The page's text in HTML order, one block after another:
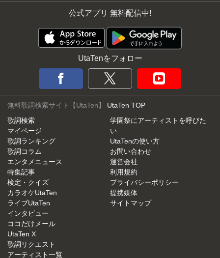
公式アプリ 無料配信中!
UtaTenをフォロー
無料歌詞検索サイト【UtaTen】 UtaTen TOP
歌詞検索
マイページ
歌詞ランキング
歌詞コラム
エンタメニュース
特集記事
検定・クイズ
カラオケUtaTen
ライブUtaTen
インタビュー
ココだけメール
UtaTen X
歌詞リクエスト
アーティスト一覧
学園祭にアーティストを呼びた
い
UtaTenの使い方
お問い合わせ
運営会社
利用規約
プライバシーポリシー
提携媒体
サイトマップ